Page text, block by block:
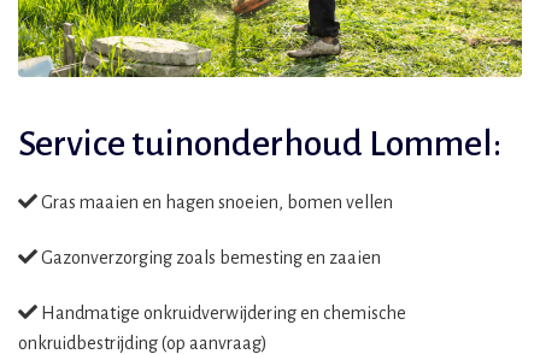
Service tuinonderhoud Lommel:
Gras maaien en hagen snoeien, bomen vellen
Gazonverzorging zoals bemesting en zaaien
Handmatige onkruidverwijdering en chemische
onkruidbestrijding (op aanvraag)